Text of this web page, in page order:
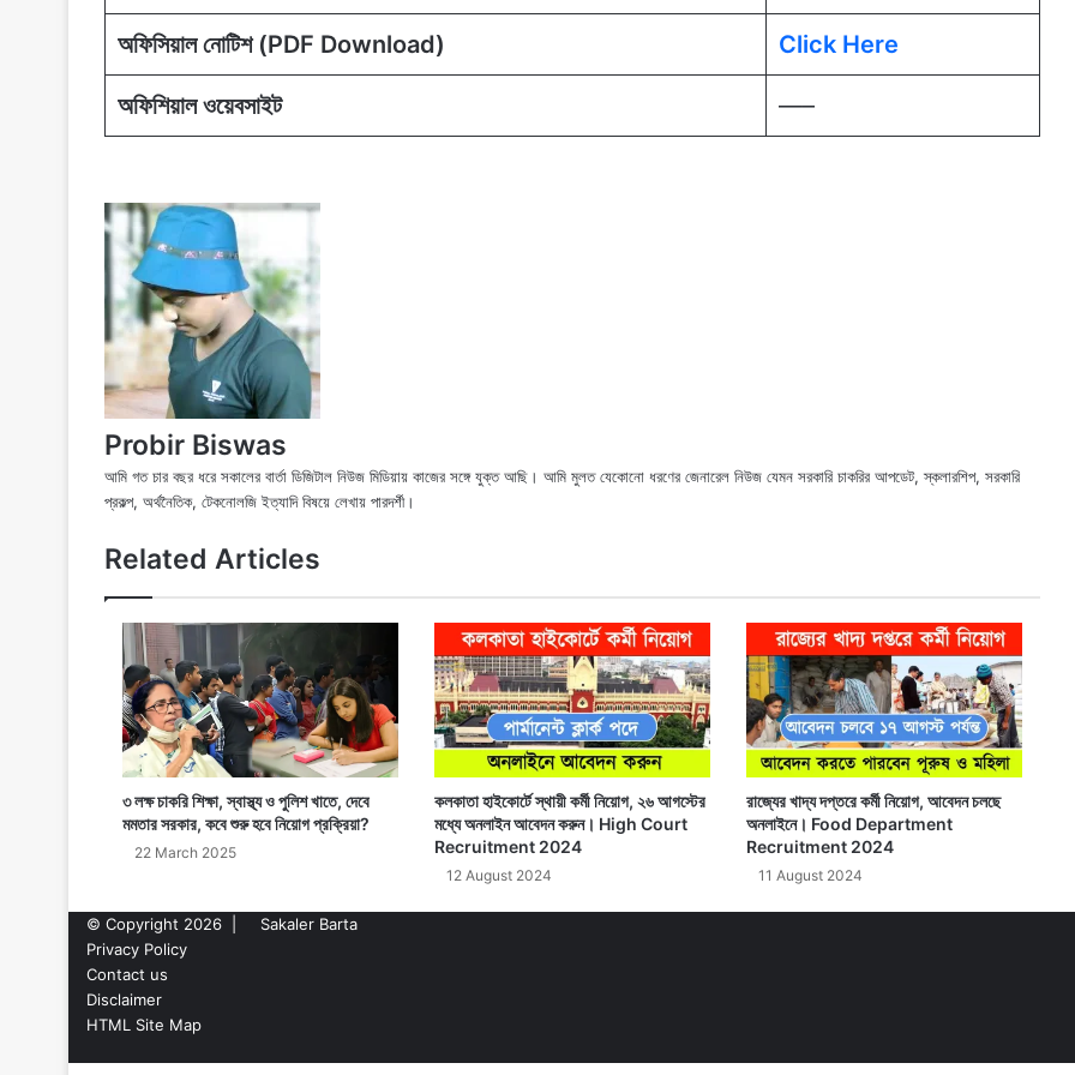
অফিসিয়াল নোটিশ (PDF Download) Click Here
অফিশিয়াল ওয়েবসাইট —–
Probir Biswas
আমি গত চার বছর ধরে সকালের বার্তা ডিজিটাল নিউজ মিডিয়ায় কাজের সঙ্গে যুক্ত আছি। আমি মুলত যেকোনো ধরণের জেনারেল নিউজ যেমন সরকারি চাকরির আপডেট, স্কলারশিপ, সরকারি
প্রকল্প, অর্থনৈতিক, টেকনোলজি ইত্যাদি বিষয়ে লেখায় পারদর্শী।
Related Articles
৩ লক্ষ চাকরি শিক্ষা, স্বাস্থ্য ও পুলিশ খাতে, দেবে
মমতার সরকার, কবে শুরু হবে নিয়োগ প্রক্রিয়া?
22 March 2025
কলকাতা হাইকোর্টে স্থায়ী কর্মী নিয়োগ, ২৬ আগস্টের
মধ্যে অনলাইন আবেদন করুন। High Court
Recruitment 2024
12 August 2024
রাজ্যের খাদ্য দপ্তরে কর্মী নিয়োগ, আবেদন চলছে
অনলাইনে। Food Department
Recruitment 2024
11 August 2024
© Copyright 2026 |
Sakaler Barta
Privacy Policy
Contact us
Disclaimer
HTML Site Map